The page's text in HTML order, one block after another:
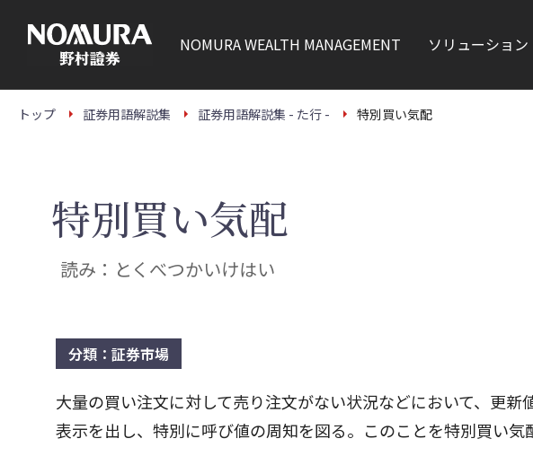
本
NOMURAWEALTH MANAGEMENT ソリューショ
トップ 証券用語解説集 証券用語解説集 - た行 - 特別買い気配
特別買い気配
読み：とくべつかいけはい
分類：証券市場
大量の買い注文に対して売り注文がない状況などにおいて、更
表示を出し、特別に呼び値の周知を図る。このことを特別買い気